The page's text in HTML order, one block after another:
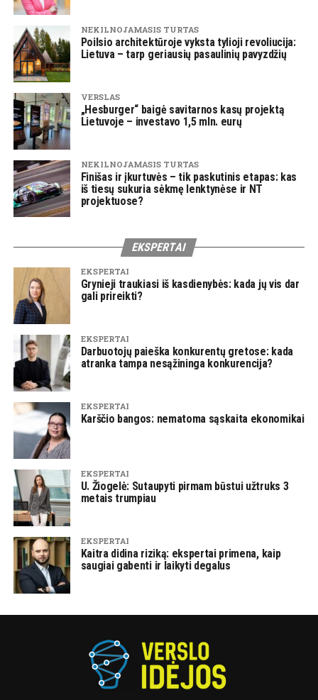
NEKILNOJAMASIS TURTAS
Poilsio architektūroje vyksta tylioji revoliucija:
Lietuva – tarp geriausių pasaulinių pavyzdžių
VERSLAS
„Hesburger“ baigė savitarnos kasų projektą
Lietuvoje – investavo 1,5 mln. eurų
NEKILNOJAMASIS TURTAS
Finišas ir įkurtuvės – tik paskutinis etapas: kas
iš tiesų sukuria sėkmę lenktynėse ir NT
projektuose?
EKSPERTAI
EKSPERTAI
Grynieji traukiasi iš kasdienybės: kada jų vis dar
gali prireikti?
EKSPERTAI
Darbuotojų paieška konkurentų gretose: kada
atranka tampa nesąžininga konkurencija?
EKSPERTAI
Karščio bangos: nematoma sąskaita ekonomikai
EKSPERTAI
U. Žiogelė: Sutaupyti pirmam būstui užtruks 3
metais trumpiau
EKSPERTAI
Kaitra didina riziką: ekspertai primena, kaip
saugiai gabenti ir laikyti degalus